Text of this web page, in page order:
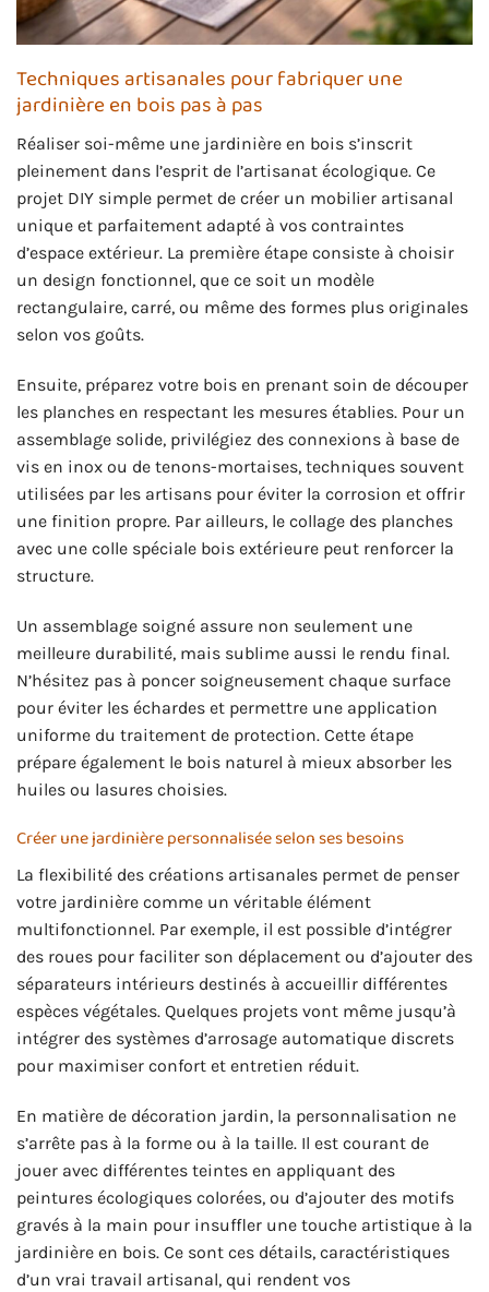
Techniques artisanales pour fabriquer une
jardinière en bois pas à pas
Réaliser soi-même une jardinière en bois s’inscrit
pleinement dans l’esprit de l’artisanat écologique. Ce
projet DIY simple permet de créer un mobilier artisanal
unique et parfaitement adapté à vos contraintes
d’espace extérieur. La première étape consiste à choisir
un design fonctionnel, que ce soit un modèle
rectangulaire, carré, ou même des formes plus originales
selon vos goûts.
Ensuite, préparez votre bois en prenant soin de découper
les planches en respectant les mesures établies. Pour un
assemblage solide, privilégiez des connexions à base de
vis en inox ou de tenons-mortaises, techniques souvent
utilisées par les artisans pour éviter la corrosion et offrir
une finition propre. Par ailleurs, le collage des planches
avec une colle spéciale bois extérieure peut renforcer la
structure.
Un assemblage soigné assure non seulement une
meilleure durabilité, mais sublime aussi le rendu final.
N’hésitez pas à poncer soigneusement chaque surface
pour éviter les échardes et permettre une application
uniforme du traitement de protection. Cette étape
prépare également le bois naturel à mieux absorber les
huiles ou lasures choisies.
Créer une jardinière personnalisée selon ses besoins
La flexibilité des créations artisanales permet de penser
votre jardinière comme un véritable élément
multifonctionnel. Par exemple, il est possible d’intégrer
des roues pour faciliter son déplacement ou d’ajouter des
séparateurs intérieurs destinés à accueillir différentes
espèces végétales. Quelques projets vont même jusqu’à
intégrer des systèmes d’arrosage automatique discrets
pour maximiser confort et entretien réduit.
En matière de décoration jardin, la personnalisation ne
s’arrête pas à la forme ou à la taille. Il est courant de
jouer avec différentes teintes en appliquant des
peintures écologiques colorées, ou d’ajouter des motifs
gravés à la main pour insuffler une touche artistique à la
jardinière en bois. Ce sont ces détails, caractéristiques
d’un vrai travail artisanal, qui rendent vos